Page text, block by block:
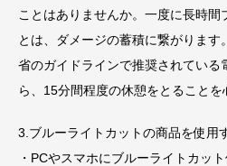
ことはありませんか。一度に長時間
とは、ダメージの蓄積に繋がりま
省のガイドラインで推奨されている
ら、15分間程度の休憩をとることを
3.ブルーライトカットの商品を使用
・PCやスマホにブルーライトカッ